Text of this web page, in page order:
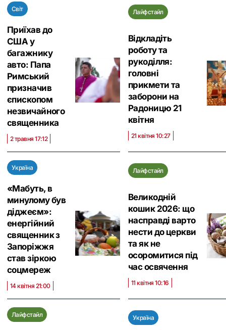
Світ
Приїхав до
США у
багажнику
авто: Папа
Римський
призначив
єпископом
незвичайного
священника
2 травня 17:12
Лайфстайл
Відкладіть
роботу та
рукоділля:
головні
прикмети та
заборони на
Радоницю 21
квітня
21 квітня 10:27
Україна
«Мабуть, в
минулому був
діджеєм»:
енергійний
священник з
Запоріжжя
став зіркою
соцмереж
14 квітня 21:00
Лайфстайл
Великодній
кошик 2026: що
насправді варто
нести до церкви
та як не
осоромитися під
час освячення
11 квітня 10:16
Лайфстайл Україна